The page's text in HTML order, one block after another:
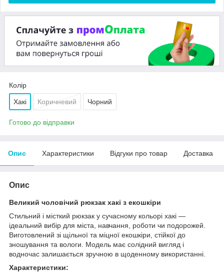
Колір
Хакі Коричневий Чорний
Готово до відправки
Опис Характеристики Відгуки про товар Доставка
Опис
Великий чоловічий рюкзак хакі з екошкіри
Стильний і місткий рюкзак у сучасному кольорі хакі —
ідеальний вибір для міста, навчання, роботи чи подорожей.
Виготовлений зі щільної та міцної екошкіри, стійкої до
зношування та вологи. Модель має солідний вигляд і
водночас залишається зручною в щоденному використанні.
Характеристики: